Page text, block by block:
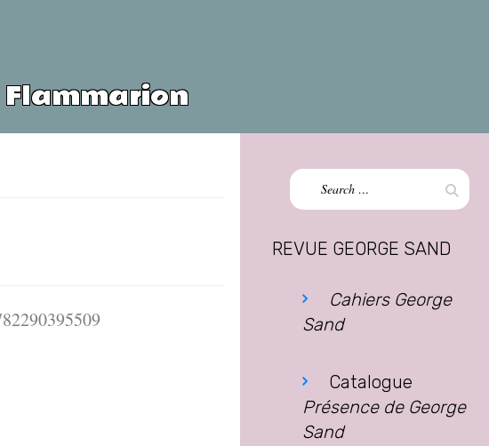
Search
for:
REVUE GEORGE SAND
Cahiers George
Sand
Catalogue
Présence de George
Sand